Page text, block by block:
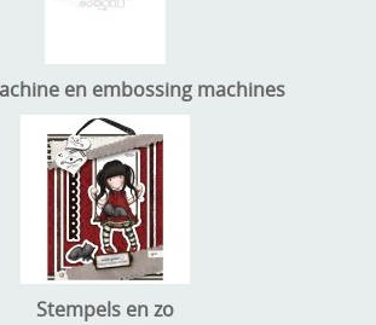
en embossing machines
Stempels en zo